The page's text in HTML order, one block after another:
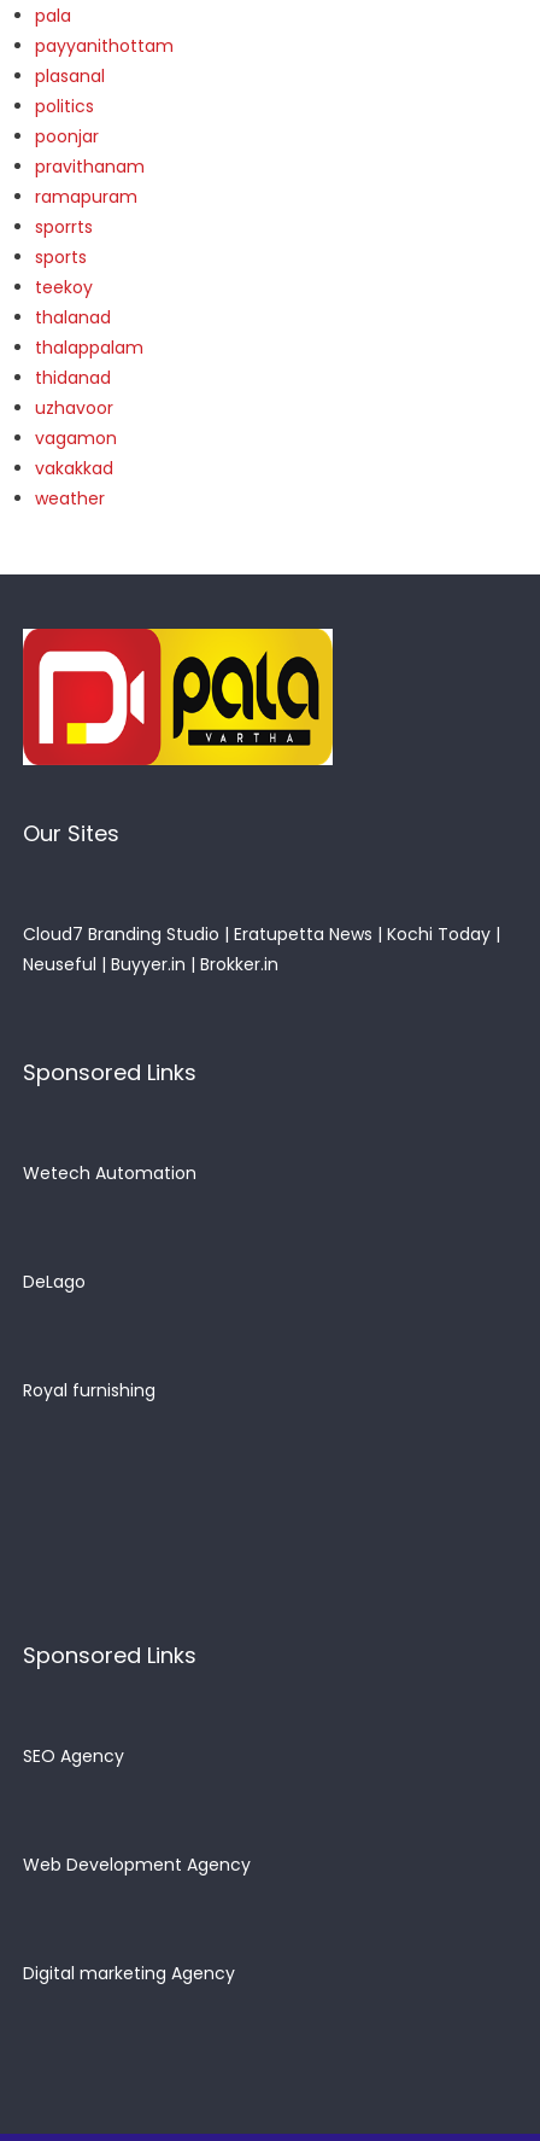
pala
payyanithottam
plasanal
politics
poonjar
pravithanam
ramapuram
sporrts
sports
teekoy
thalanad
thalappalam
thidanad
uzhavoor
vagamon
vakakkad
weather
Our Sites
Cloud7 Branding Studio | Eratupetta News | Kochi Today |
Neuseful | Buyyer.in | Brokker.in
Sponsored Links
Wetech Automation
DeLago
Royal furnishing
Sponsored Links
SEO Agency
Web Development Agency
Digital marketing Agency